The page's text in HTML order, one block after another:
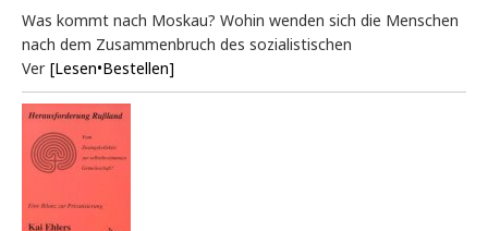
Was kommt nach Moskau? Wohin wenden sich die Menschen
nach dem Zusammenbruch des sozialistischen
Ver [Lesen•Bestellen]